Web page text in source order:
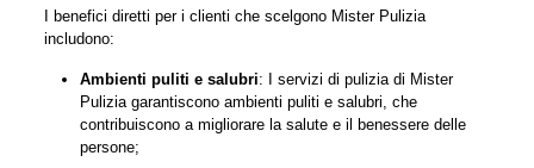
I benefici diretti per i clienti che scelgono Mister Pulizia
includono:
Ambienti puliti e salubri: I servizi di pulizia di Mister
Pulizia garantiscono ambienti puliti e salubri, che
contribuiscono a migliorare la salute e il benessere delle
persone;